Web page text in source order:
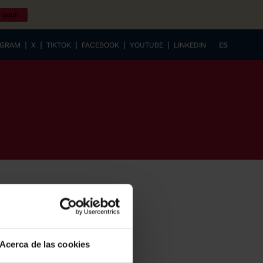
Acerca de las cookies
aquí!
| X | TIKTOK | FACEBOOK | YOUTUBE | LINKEDIN
ES